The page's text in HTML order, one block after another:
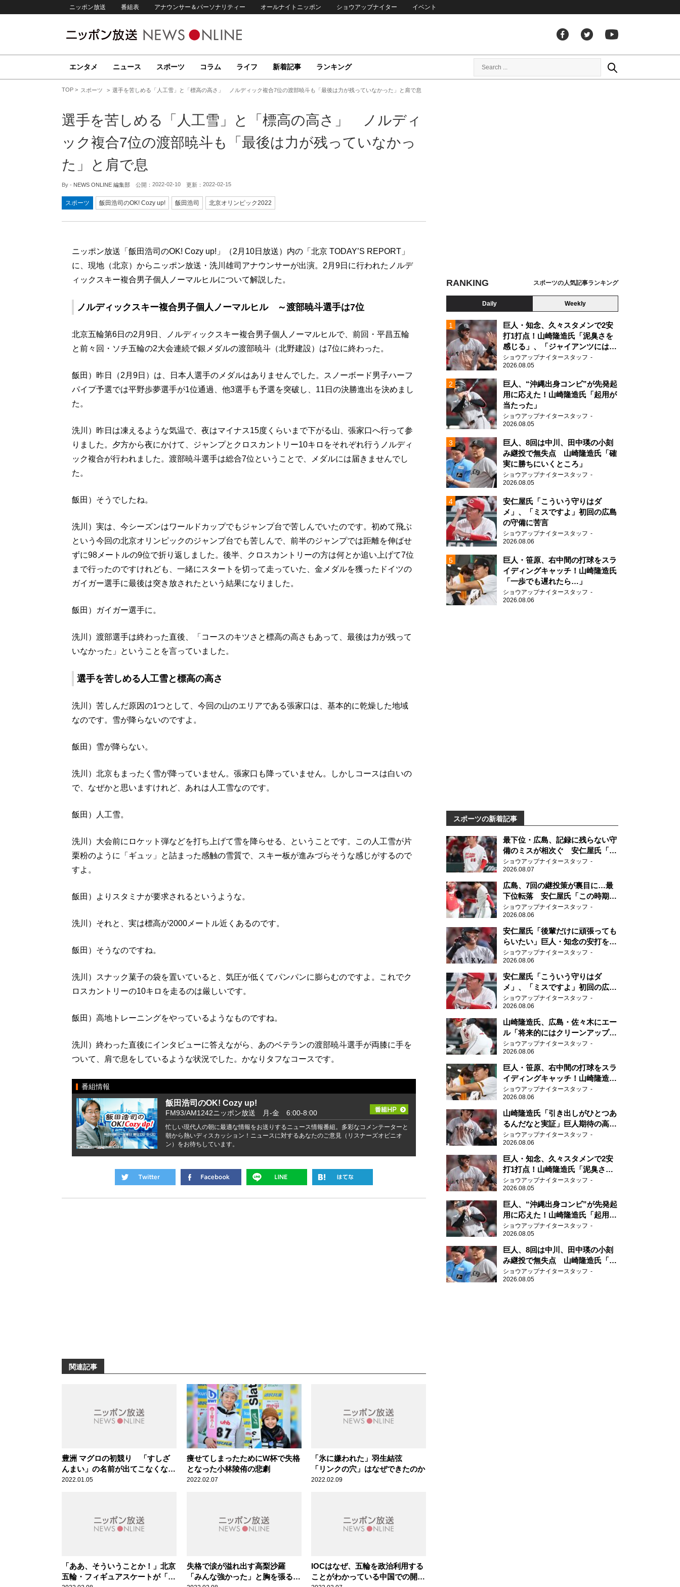
ニッポン放送 番組表 アナウンサー＆パーソナリティー オールナイトニッポン ショウアップナイター イベント
エンタメ ニュース スポーツ コラム ライフ 新着記事 ランキング
TOP スポーツ 選手を苦しめる「人工雪」と「標高の高さ」 ノルディック複合7位の渡部暁斗も「最後は力が残っていなかった」と肩で息
選手を苦しめる「人工雪」と「標高の高さ」 ノルディ
ック複合7位の渡部暁斗も「最後は力が残っていなかっ
た」と肩で息
By - NEWS ONLINE 編集部 公開： 2022-02-10 更新： 2022-02-15
スポーツ 飯田浩司のOK! Cozy up! 飯田浩司 北京オリンピック2022
ニッポン放送「飯田浩司のOK! Cozy up!」（2月10日放送）内の「北京 TODAY’S REPORT」
に、現地（北京）からニッポン放送・洗川雄司アナウンサーが出演。2月9日に行われたノルデ
ィックスキー複合男子個人ノーマルヒルについて解説した。
ノルディックスキー複合男子個人ノーマルヒル ～渡部暁斗選手は7位
北京五輪第6日の2月9日、ノルディックスキー複合男子個人ノーマルヒルで、前回・平昌五輪
と前々回・ソチ五輪の2大会連続で銀メダルの渡部暁斗（北野建設）は7位に終わった。
飯田）昨日（2月9日）は、日本人選手のメダルはありませんでした。スノーボード男子ハーフ
パイプ予選では平野歩夢選手が1位通過、他3選手も予選を突破し、11日の決勝進出を決めまし
た。
洗川）昨日は凍えるような気温で、夜はマイナス15度くらいまで下がる山、張家口へ行って参
りました。夕方から夜にかけて、ジャンプとクロスカントリー10キロをそれぞれ行うノルディ
ック複合が行われました。渡部暁斗選手は総合7位ということで、メダルには届きませんでし
た。
飯田）そうでしたね。
洗川）実は、今シーズンはワールドカップでもジャンプ台で苦しんでいたのです。初めて飛ぶ
という今回の北京オリンピックのジャンプ台でも苦しんで、前半のジャンプでは距離を伸ばせ
ずに98メートルの9位で折り返しました。後半、クロスカントリーの方は何とか追い上げて7位
まで行ったのですけれども、一緒にスタートを切って走っていた、金メダルを獲ったドイツの
ガイガー選手に最後は突き放されたという結果になりました。
飯田）ガイガー選手に。
洗川）渡部選手は終わった直後、「コースのキツさと標高の高さもあって、最後は力が残って
いなかった」ということを言っていました。
選手を苦しめる人工雪と標高の高さ
洗川）苦しんだ原因の1つとして、今回の山のエリアである張家口は、基本的に乾燥した地域
なのです。雪が降らないのですよ。
飯田）雪が降らない。
洗川）北京もまったく雪が降っていません。張家口も降っていません。しかしコースは白いの
で、なぜかと思いますけれど、あれは人工雪なのです。
飯田）人工雪。
洗川）大会前にロケット弾などを打ち上げて雪を降らせる、ということです。この人工雪が片
栗粉のように「ギュッ」と詰まった感触の雪質で、スキー板が進みづらそうな感じがするので
すよ。
飯田）よりスタミナが要求されるというような。
洗川）それと、実は標高が2000メートル近くあるのです。
飯田）そうなのですね。
洗川）スナック菓子の袋を置いていると、気圧が低くてパンパンに膨らむのですよ。これでク
ロスカントリーの10キロを走るのは厳しいです。
飯田）高地トレーニングをやっているようなものですね。
洗川）終わった直後にインタビューに答えながら、あのベテランの渡部暁斗選手が両膝に手を
ついて、肩で息をしているような状況でした。かなりタフなコースです。
番組情報
飯田浩司のOK! Cozy up!
FM93/AM1242ニッポン放送 月-金 6:00-8:00
忙しい現代人の朝に最適な情報をお送りするニュース情報番組。多彩なコメンテーターと
朝から熱いディスカッション！ニュースに対するあなたのご意見（リスナーズオピニオ
ン）をお待ちしています。
関連記事
豊洲 マグロの初競り 「すしざ
んまい」の名前が出てこなくなっ
たわけ
2022.01.05
痩せてしまったためにW杯で失格
となった小林陵侑の悲劇
2022.02.07
「氷に嫌われた」羽生結弦
「リンクの穴」はなぜできたのか
2022.02.09
「ああ、そういうことか！」北京
五輪・フィギュアスケートが「平
失格で涙が溢れ出す高梨沙羅
「みんな強かった」と胸を張る小
IOCはなぜ、五輪を政治利用する
ことがわかっている中国での開催
RANKING スポーツの人気記事ランキング
Daily Weekly
巨人・知念、久々スタメンで2安
打1打点！山崎隆造氏「泥臭さを
感じる」、「ジャイアンツには少
ないタイプ」
ショウアップナイタースタッフ
2026.08.05
巨人、“沖縄出身コンビ”が先発起
用に応えた！山崎隆造氏「起用が
当たった」
ショウアップナイタースタッフ
2026.08.05
巨人、8回は中川、田中瑛の小刻
み継投で無失点 山崎隆造氏「確
実に勝ちにいくところ」
ショウアップナイタースタッフ
2026.08.05
安仁屋氏「こういう守りはダ
メ」、「ミスですよ」初回の広島
の守備に苦言
ショウアップナイタースタッフ
2026.08.06
巨人・笹原、右中間の打球をスラ
イディングキャッチ！山崎隆造氏
「一歩でも遅れたら…」
ショウアップナイタースタッフ
2026.08.06
スポーツの新着記事
最下位・広島、記録に残らない守
備のミスが相次ぐ 安仁屋氏「最
近守りのミスが多い」
ショウアップナイタースタッフ
2026.08.07
広島、7回の継投策が裏目に…最
下位転落 安仁屋氏「この時期に
来て勉強はない」
ショウアップナイタースタッフ
2026.08.06
安仁屋氏「後輩だけに頑張っても
らいたい」巨人・知念の安打を喜
ぶ
ショウアップナイタースタッフ
2026.08.06
安仁屋氏「こういう守りはダ
メ」、「ミスですよ」初回の広島
の守備に苦言
ショウアップナイタースタッフ
2026.08.06
山崎隆造氏、広島・佐々木にエー
ル「将来的にはクリーンアップを
任せられるくらいまでは成長し
て」
ショウアップナイタースタッフ
2026.08.06
巨人・笹原、右中間の打球をスラ
イディングキャッチ！山崎隆造氏
「一歩でも遅れたら…」
ショウアップナイタースタッフ
2026.08.06
山崎隆造氏「引き出しがひとつあ
るんだなと実証」巨人期待の高卒
2年目が技あり安打
ショウアップナイタースタッフ
2026.08.06
巨人・知念、久々スタメンで2安
打1打点！山崎隆造氏「泥臭さを
感じる」、「ジャイアンツには少
ないタイプ」
ショウアップナイタースタッフ
2026.08.05
巨人、“沖縄出身コンビ”が先発起
用に応えた！山崎隆造氏「起用が
当たった」
ショウアップナイタースタッフ
2026.08.05
巨人、8回は中川、田中瑛の小刻
み継投で無失点 山崎隆造氏「確
実に勝ちにいくところ」
ショウアップナイタースタッフ
2026.08.05